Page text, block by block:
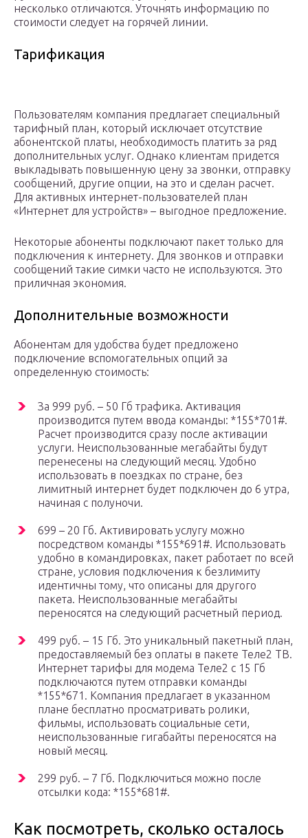
несколько отличаются. Уточнять информацию по
стоимости следует на горячей линии.
Тарификация
Пользователям компания предлагает специальный
тарифный план, который исключает отсутствие
абонентской платы, необходимость платить за ряд
дополнительных услуг. Однако клиентам придется
выкладывать повышенную цену за звонки, отправку
сообщений, другие опции, на это и сделан расчет.
Для активных интернет-пользователей план
«Интернет для устройств» – выгодное предложение.
Некоторые абоненты подключают пакет только для
подключения к интернету. Для звонков и отправки
сообщений такие симки часто не используются. Это
приличная экономия.
Дополнительные возможности
Абонентам для удобства будет предложено
подключение вспомогательных опций за
определенную стоимость:
За 999 руб. – 50 Гб трафика. Активация
производится путем ввода команды: *155*701#.
Расчет производится сразу после активации
услуги. Неиспользованные мегабайты будут
перенесены на следующий месяц. Удобно
использовать в поездках по стране, без
лимитный интернет будет подключен до 6 утра,
начиная с полуночи.
699 – 20 Гб. Активировать услугу можно
посредством команды *155*691#. Использовать
удобно в командировках, пакет работает по всей
стране, условия подключения к безлимиту
идентичны тому, что описаны для другого
пакета. Неиспользованные мегабайты
переносятся на следующий расчетный период.
499 руб. – 15 Гб. Это уникальный пакетный план,
предоставляемый без оплаты в пакете Теле2 ТВ.
Интернет тарифы для модема Теле2 с 15 Гб
подключаются путем отправки команды
*155*671. Компания предлагает в указанном
плане бесплатно просматривать ролики,
фильмы, использовать социальные сети,
неиспользованные гигабайты переносятся на
новый месяц.
299 руб. – 7 Гб. Подключиться можно после
отсылки кода: *155*681#.
Как посмотреть, сколько осталось